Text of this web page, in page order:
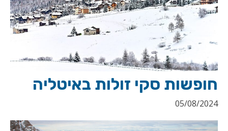
חופשות סקי זולות באיטליה
05/08/2024